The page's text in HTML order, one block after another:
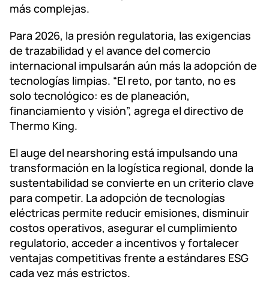
más complejas.
Para 2026, la presión regulatoria, las exigencias
de trazabilidad y el avance del comercio
internacional impulsarán aún más la adopción de
tecnologías limpias. “El reto, por tanto, no es
solo tecnológico: es de planeación,
financiamiento y visión”, agrega el directivo de
Thermo King.
El auge del nearshoring está impulsando una
transformación en la logística regional, donde la
sustentabilidad se convierte en un criterio clave
para competir. La adopción de tecnologías
eléctricas permite reducir emisiones, disminuir
costos operativos, asegurar el cumplimiento
regulatorio, acceder a incentivos y fortalecer
ventajas competitivas frente a estándares ESG
cada vez más estrictos.